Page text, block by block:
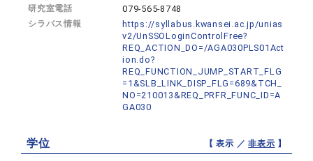
研究室電話 079-565-8748
シラバス情報
https://syllabus.kwansei.ac.jp/unias
v2/UnSSOLoginControlFree?
REQ_ACTION_DO=/AGA030PLS01Act
ion.do?
REQ_FUNCTION_JUMP_START_FLG
=1&SLB_LINK_DISP_FLG=689&TCH_
NO=210013&REQ_PRFR_FUNC_ID=A
GA030
学位 【 表示 ／非表示 】